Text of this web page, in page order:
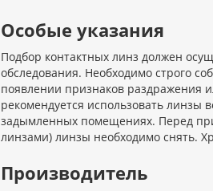
Особые указания
Подбор контактных линз должен
обследования. Необходимо строго
появлении признаков раздражения
рекомендуется использовать
задымленных помещениях. Перед
линзами) линзы необходимо снять.
Производитель